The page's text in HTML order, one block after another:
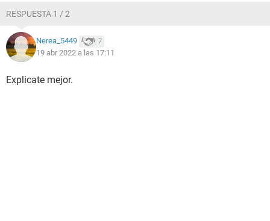
RESPUESTA 1 / 2
Nerea_5449 7
19 abr 2022 a las 17:11
Explicate mejor.